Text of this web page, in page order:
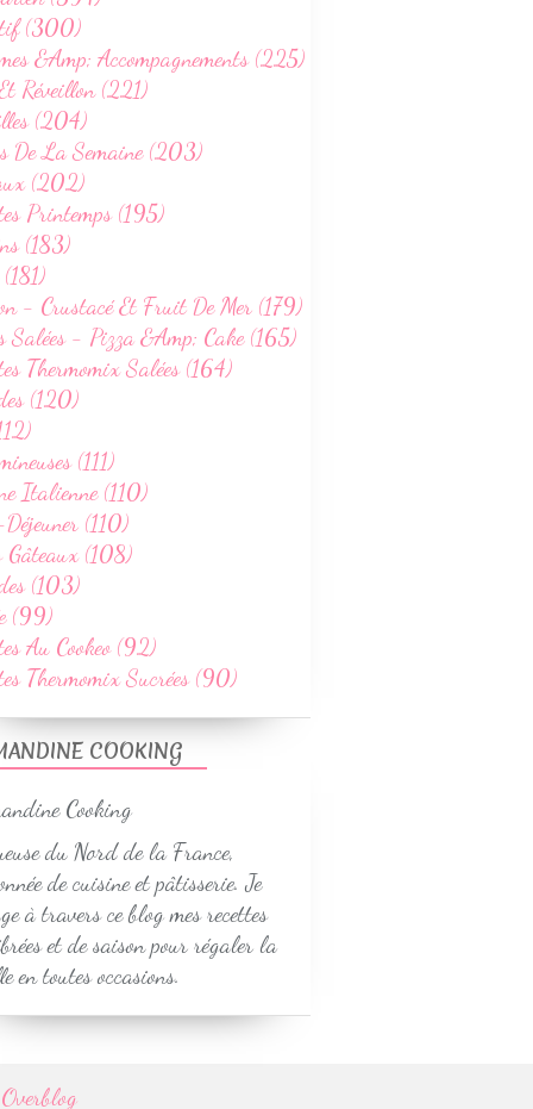
GÂTEAUX
WEIGHTWATCHERS
RECETTES AUTOMNE
NOËL ET RÉVEILLON
COOKING
du Nord de la France,
de cuisine et pâtisserie. Je
à travers ce blog mes recettes
et de saison pour régaler la
en toutes occasions.
(300)
&Amp; Accompagnements (225)
Réveillon (221)
(204)
De La Semaine (203)
(202)
Printemps (195)
(183)
- Crustacé Et Fruit De Mer (179)
Salées - Pizza &Amp; Cake (165)
Thermomix Salées (164)
(120)
(111)
Italienne (110)
(110)
Gâteaux (108)
(103)
(99)
Au Cookeo (92)
Thermomix Sucrées (90)
Overblog